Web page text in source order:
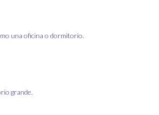
una oficina o dormitorio.
grande.